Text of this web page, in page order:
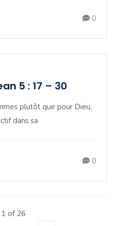
0
5 : 17 – 30
plutôt que pour Dieu,
dans sa
0
1 of 26